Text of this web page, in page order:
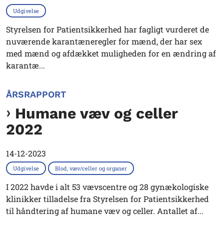
Udgivelse
Styrelsen for Patientsikkerhed har fagligt vurderet de
nuværende karantæneregler for mænd, der har sex
med mænd og afdækket muligheden for en ændring af
karantæ...
ÅRSRAPPORT
Humane væv og celler
2022
14-12-2023
Udgivelse Blod, væv/celler og organer
I 2022 havde i alt 53 vævscentre og 28 gynækologiske
klinikker tilladelse fra Styrelsen for Patientsikkerhed
til håndtering af humane væv og celler. Antallet af...